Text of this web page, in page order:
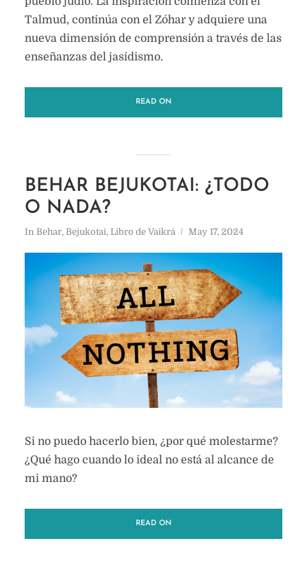
Talmud, continúa con el Zóhar y adquiere una
nueva dimensión de comprensión a través de las
enseñanzas del jasidismo.
READ ON
BEHAR BEJUKOTAI: ¿TODO
O NADA?
In Behar, Bejukotai, Libro de Vaikrá May 17, 2024
Si no puedo hacerlo bien, ¿por qué molestarme?
¿Qué hago cuando lo ideal no está al alcance de
mi mano?
READ ON